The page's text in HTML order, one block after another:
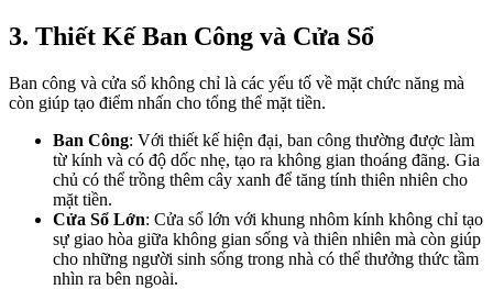
3. Thiết Kế Ban Công và Cửa Sổ
Ban công và cửa sổ không chỉ là các yếu tố về mặt chức năng mà
còn giúp tạo điểm nhấn cho tổng thể mặt tiền.
Ban Công: Với thiết kế hiện đại, ban công thường được làm
từ kính và có độ dốc nhẹ, tạo ra không gian thoáng đãng. Gia
chủ có thể trồng thêm cây xanh để tăng tính thiên nhiên cho
mặt tiền.
Cửa Sổ Lớn: Cửa sổ lớn với khung nhôm kính không chỉ tạo
sự giao hòa giữa không gian sống và thiên nhiên mà còn giúp
cho những người sinh sống trong nhà có thể thưởng thức tầm
nhìn ra bên ngoài.